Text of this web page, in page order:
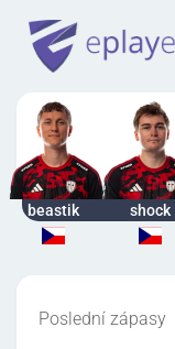
beastik shock
Poslední zápasy